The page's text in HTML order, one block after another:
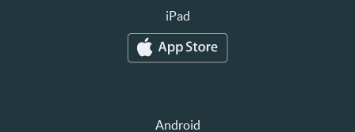
iPad
Android